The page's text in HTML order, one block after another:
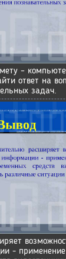
–
ответ на
задач.
-